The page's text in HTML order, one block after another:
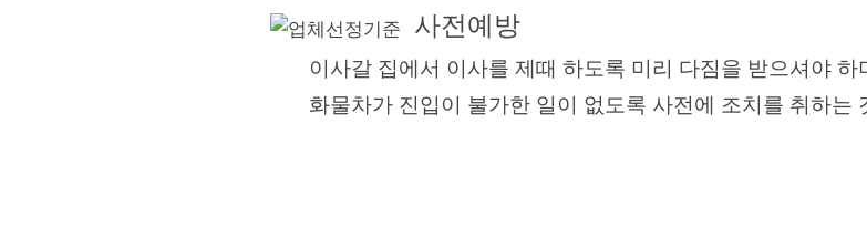
사전예방
이사갈 집에서 이사를 제때 하도록 미리 다짐을 받으셔야 하
화물차가 진입이 불가한 일이 없도록 사전에 조치를 취하는